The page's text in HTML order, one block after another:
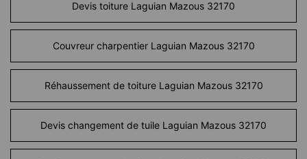
Devis toiture Laguian Mazous 32170
Couvreur charpentier Laguian Mazous 32170
Réhaussement de toiture Laguian Mazous 32170
Devis changement de tuile Laguian Mazous 32170